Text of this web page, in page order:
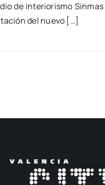
de inte­rio­ris­mo
del nue­vo […]